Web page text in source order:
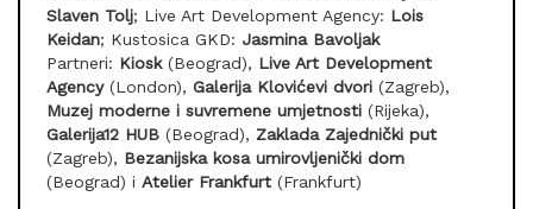
Slaven Tolj; Live Art Development Agency: Lois
Keidan; Kustosica GKD: Jasmina Bavoljak
Partneri: Kiosk(Beograd), Live Art Development
Agency(London), Galerija Klovićevi dvori (Zagreb),
Muzej moderne i suvremene umjetnosti (Rijeka),
Galerija12 HUB (Beograd), Zaklada Zajednički put
(Zagreb), Bezanijska kosa umirovljenički dom
(Beograd) i Atelier Frankfurt (Frankfurt)